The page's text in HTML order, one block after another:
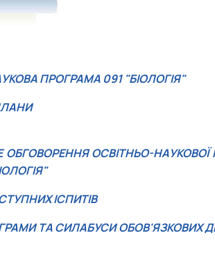
ПРОГРАМА 091 "БІОЛОГІЯ"
ОБГОВОРЕННЯ ОСВІТНЬО-НАУКОВОЇ
ІСПИТІВ
ТА СИЛАБУСИ ОБОВ'ЯЗКОВИХ